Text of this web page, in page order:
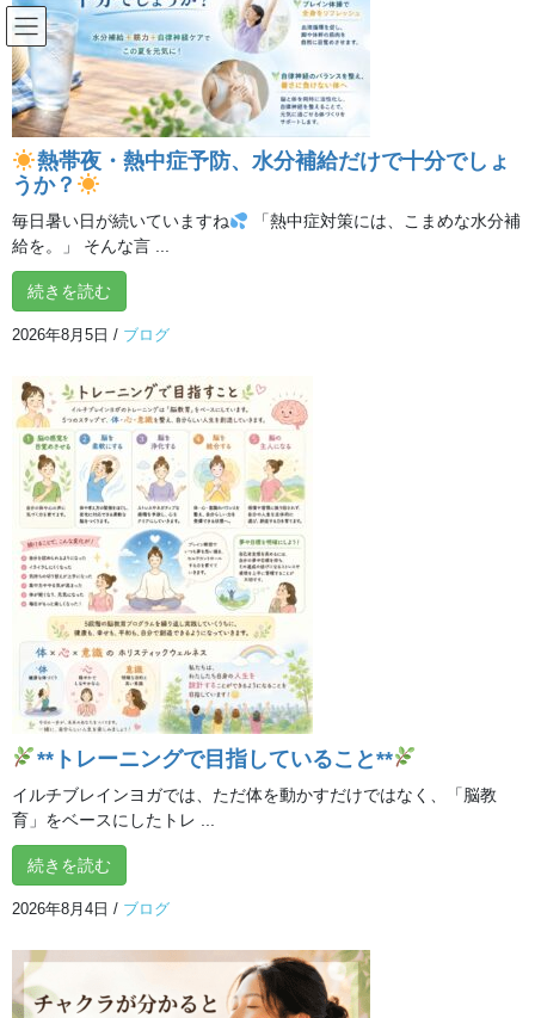
コ
ン
テ
ン
ツ
へ
ス
ッ
プ
ナ
ビ
ゲ
ー
シ
ョ
ン
移
動
イベント
HOME イベント
寝ても疲れが取れない方へ。やさ
「しっかり寝たはずなのに、朝からなんだかだるい」「休んでも
疲れが抜けない…」 そんなふうに感じることはありませんか？ 忙
しい毎日の中で、気づかないうちに体も心もがんばり続けている
と、ただ眠るだけでは回復しきれない状態にな […]
2026年3月11日
ブログ
１品持ち寄り！ARIRANG（アリラ
ン）パーティー開催しました！
こちらのスタジオでは、恒例行事になりつつある**「１品持ち寄り
パーティー」**を開催しました。 トレーニングだけでなく、みん
なで美味しいものを囲んで、ゆったり楽しい時間を過ごすひとと
き。会員の皆さまと心あたたまる時間にな […]
2026年2月18日
ろこび”を感じるやさしい呼吸瞑想
～話題の『ARIRANG』から考える、自分を満
たす時間～
熱帯夜・熱中症予防、水分補給だけで十分でしょ
うか？
毎日暑い日が続いていますね
「熱中症対策には、こまめな水分補
給を。」 そんな言 ...
続きを読む
2026年8月5日 / ブログ
**トレーニングで目指していること**
イルチブレインヨガでは、ただ体を動かすだけではなく、「脳教
育」をベースにしたトレ ...
続きを読む
2026年8月4日 / ブログ